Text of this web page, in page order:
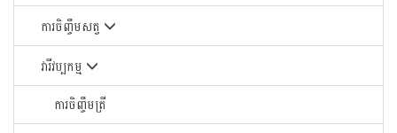
ការចិញ្ចឹមសត្វ
វារីវប្បកម្ម
ការចិញ្ចឹមត្រី